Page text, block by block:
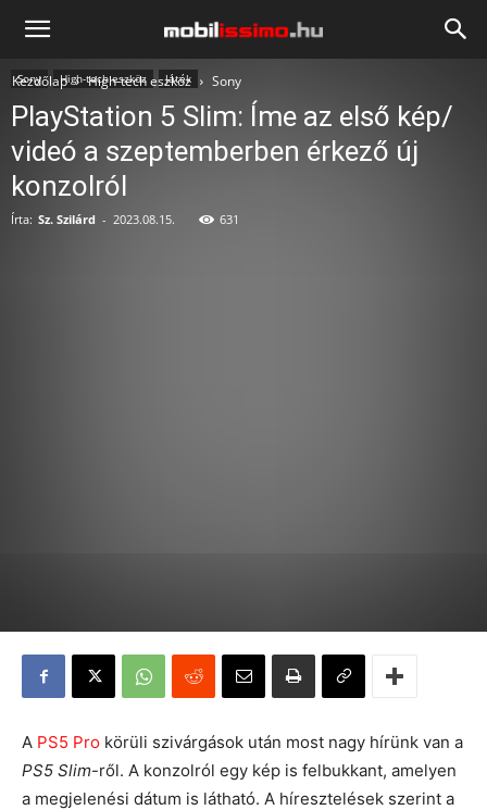
Mobilissimo.hu
Kezdőlap High-tech eszköz Sony
Sony High-tech eszköz Játék
PlayStation 5 Slim: Íme az első kép/
videó a szeptemberben érkező új
konzolról
Írta: Sz. Szilárd - 2023.08.15. 631
A PS5 Pro körüli szivárgások után most nagy hírünk van a
PS5 Slim-ről. A konzolról egy kép is felbukkant, amelyen
a megjelenési dátum is látható. A híresztelések szerint a